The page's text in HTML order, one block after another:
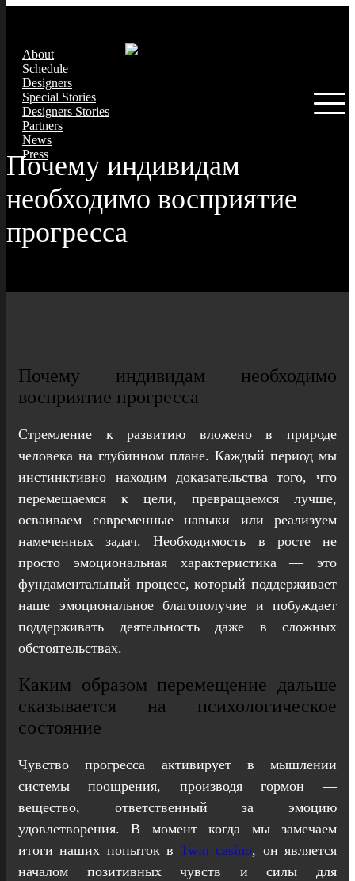
About
Schedule
Designers
Special Stories
Designers Stories
Partners
News
Press
Почему индивидам
необходимо восприятие
прогресса
Почему индивидам необходимо
восприятие прогресса
Стремление к развитию вложено в природе
человека на глубинном плане. Каждый период мы
инстинктивно находим доказательства того, что
перемещаемся к цели, превращаемся лучше,
осваиваем современные навыки или реализуем
намеченных задач. Необходимость в росте не
просто эмоциональная характеристика — это
фундаментальный процесс, который поддерживает
наше эмоциональное благополучие и побуждает
поддерживать деятельность даже в сложных
обстоятельствах.
Каким образом перемещение дальше
сказывается на психологическое
состояние
Чувство прогресса активирует в мышлении
системы поощрения, производя гормон —
вещество, ответственный за эмоцию
удовлетворения. В момент когда мы замечаем
итоги наших попыток в 1win casino, он является
началом позитивных чувств и силы для